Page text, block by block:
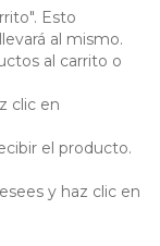
Esto
al mismo.
al carrito o
clic en
el producto.
y haz clic en